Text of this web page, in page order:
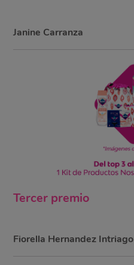
Janine Carranza
Tercer premio
Fiorella Hernandez Intriago